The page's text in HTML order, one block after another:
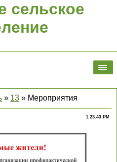
сельское
» 13 » Мероприятия
1.23.43 PM